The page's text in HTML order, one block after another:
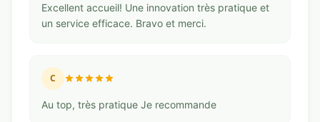
Excellent accueil! Une innovation très pratique et
un service efficace. Bravo et merci.
C
Au top, très pratique Je recommande